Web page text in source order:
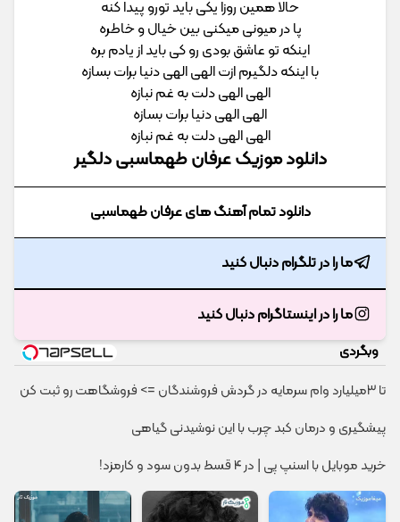
حالا همین روزا یکی باید تورو پیدا کنه
پا در میونی میکنی بین خیال و خاطره
اینکه تو عاشق بودی رو کی باید از یادم بره
با اینکه دلگیرم ازت الهی الهی دنیا برات بسازه
الهی الهی دلت به غم نبازه
الهی الهی دنیا برات بسازه
الهی الهی دلت به غم نبازه
دانلود موزیک عرفان طهماسبی دلگیر
دانلود تمام آهنگ های عرفان طهماسبی
ما را در تلگرام دنبال کنید
ما را در اینستاگرام دنبال کنید
وبگردی
تا 3میلیارد وام سرمایه در گردش فروشندگان => فروشگاهت رو ثبت کن
پیشگیری و درمان کبد چرب با این نوشیدنی گیاهی
خرید موبایل با اسنپ پی | در ۴ قسط بدون سود و کارمزد!